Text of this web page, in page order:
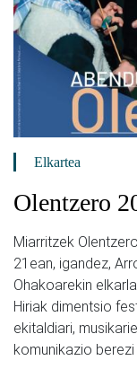
Elkartea
Olentzero
Miarritzek
21ean, igandez,
Ohakoarekin
Hiriak dimentsio
ekitaldiari,
komunikazio